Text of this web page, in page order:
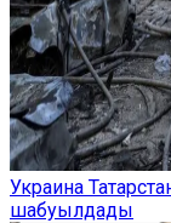
Украина
шабуылдады